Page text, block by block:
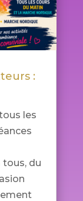
:
les
du